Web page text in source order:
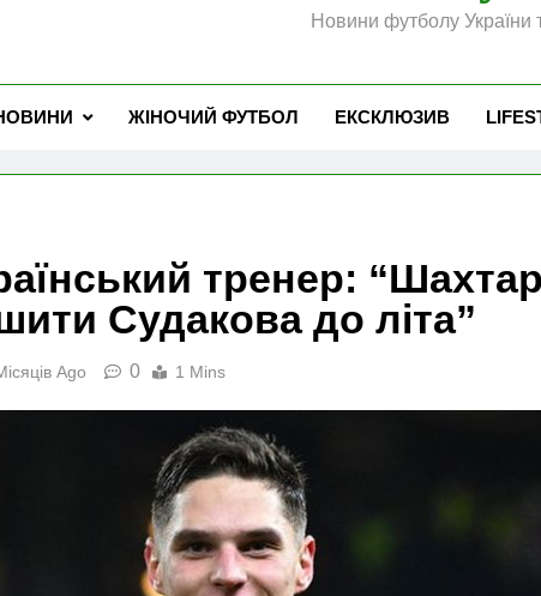
Новини футболу України
ЖІНОЧИЙ ФУТБОЛ ЕКСКЛЮЗИВ
тренер:
Судакова до літа”
Ago 0 1 Mins